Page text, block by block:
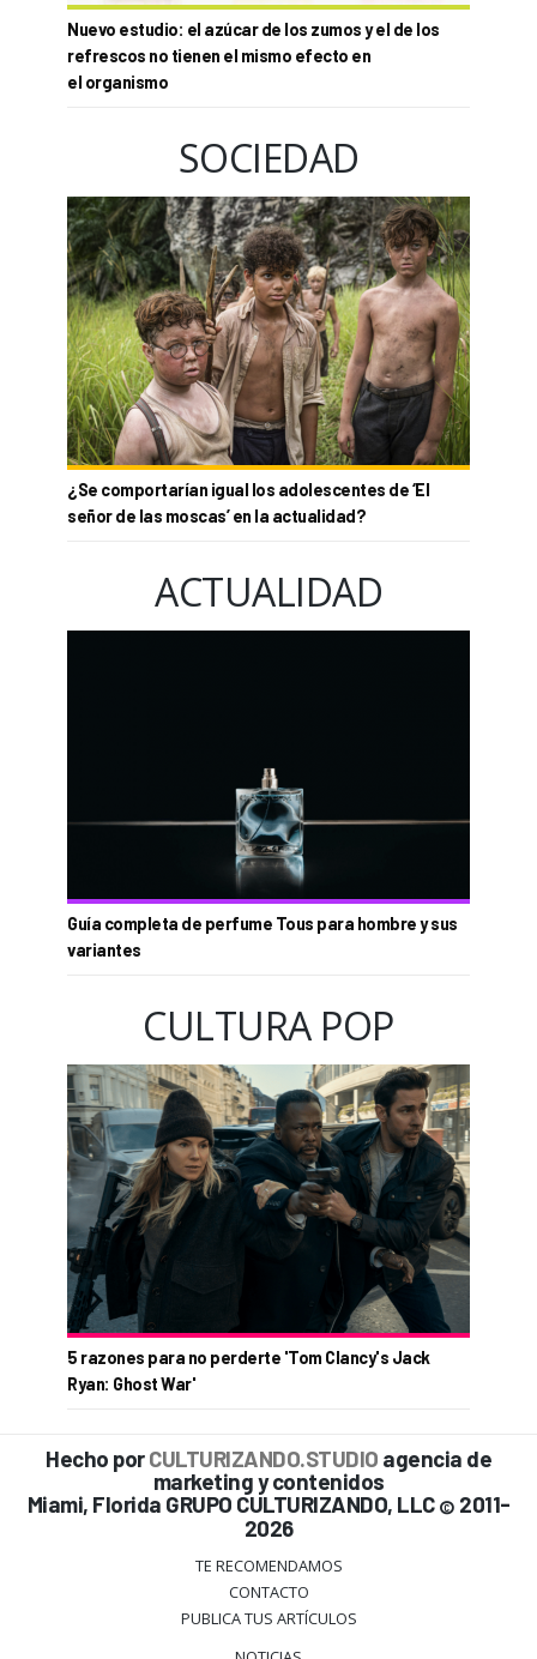
Nuevo estudio: el azúcar de los zumos y el de los
refrescos no tienen el mismo efecto en
el organismo
SOCIEDAD
¿Se comportarían igual los adolescentes de ‘El
señor de las moscas’ en la actualidad?
ACTUALIDAD
Guía completa de perfume Tous para hombre y sus
variantes
CULTURA POP
5 razones para no perderte 'Tom Clancy's Jack
Ryan: Ghost War'
Hecho porCULTURIZANDO.STUDIO agencia de
marketing y contenidos
Miami, Florida GRUPO CULTURIZANDO, LLC © 2011-
2026
TE RECOMENDAMOS
CONTACTO
PUBLICA TUS ARTÍCULOS